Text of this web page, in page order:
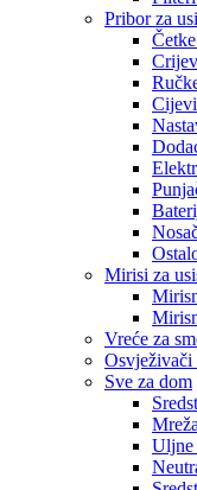
Pribor za
Cijevi
Mirisi za
Vreće za
Osvježivači
Sve za dom
Uljne